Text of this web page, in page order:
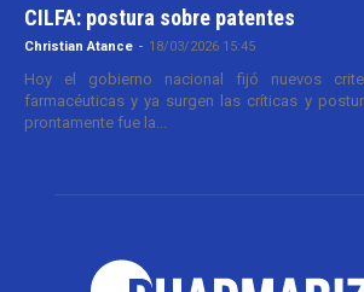
CILFA: postura sobre patentes
Christian Atance - 18/03/2026 15:45
Hoy el gobierno nacional fijó nuevos
farmacéuticas y ya surgen las críticas y
prontamente fue la...